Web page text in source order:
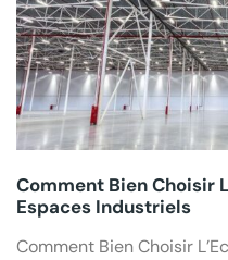
Comment Bien Choisir
Espaces Industriels
Comment Bien Choisir